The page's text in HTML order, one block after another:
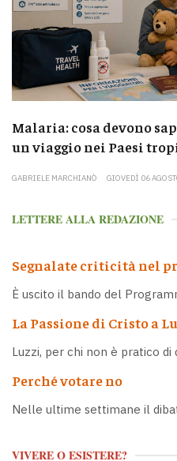
Malaria: cosa devono
un viaggio nei Paesi
GABRIELE MARCHIANÒ GIOVEDÌ 06
LETTERE ALLA REDAZIONE
Segnalate criticità nel
È uscito il bando del
La Passione di Cristo a
Luzzi, per chi non è pratico di
Perché votare no
Nelle ultime settimane il
VIVERE O ESISTERE?